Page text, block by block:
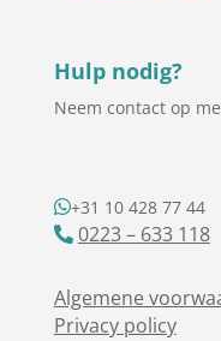
Hulp nodig?
Neem contact op
+31 10 428 77 44
0223 – 633 118
Algemene
Privacy policy